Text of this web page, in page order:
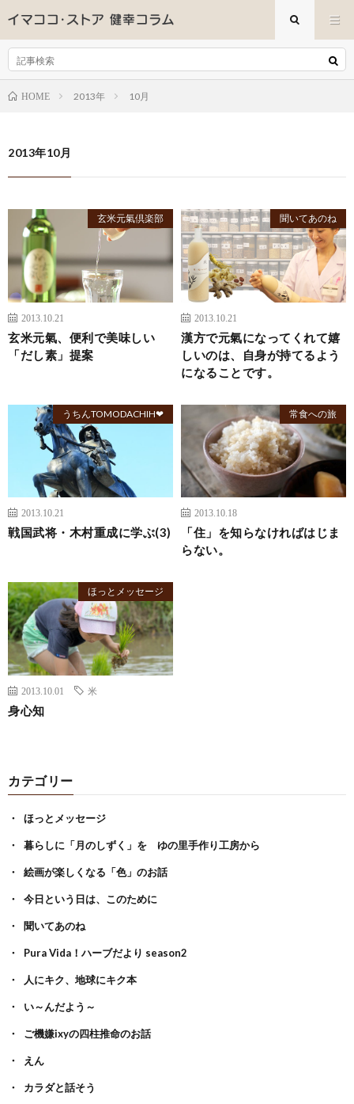
HOME 2013年 10月
2013年10月
玄米元氣倶楽部
2013.10.21
玄米元氣、便利で美味しい
「だし素」提案
聞いてあのね
2013.10.21
漢方で元氣になってくれて嬉
しいのは、自身が持てるよう
になることです。
うちんTOMODACHIH❤
2013.10.21
戦国武将・木村重成に学ぶ(3)
常食への旅
2013.10.18
「住」を知らなければはじま
らない。
ほっとメッセージ
2013.10.01 米
身心知
カテゴリー
ほっとメッセージ
暮らしに「月のしずく」を ゆの里手作り工房から
絵画が楽しくなる「色」のお話
今日という日は、このために
聞いてあのね
Pura Vida！ハーブだより season2
人にキク、地球にキク本
い～んだよう～
ご機嫌ixyの四柱推命のお話
えん
カラダと話そう